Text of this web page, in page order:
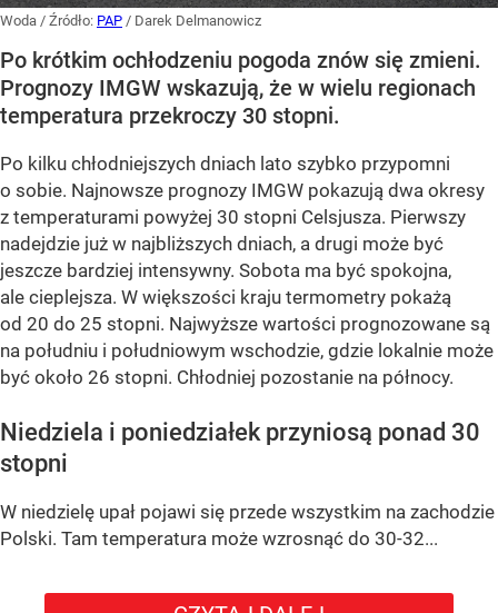
Woda / Źródło: PAP / Darek Delmanowicz
Po krótkim ochłodzeniu pogoda znów się zmieni.
Prognozy IMGW wskazują, że w wielu regionach
temperatura przekroczy 30 stopni.
Po kilku chłodniejszych dniach lato szybko przypomni
o sobie. Najnowsze prognozy IMGW pokazują dwa okresy
z temperaturami powyżej 30 stopni Celsjusza. Pierwszy
nadejdzie już w najbliższych dniach, a drugi może być
jeszcze bardziej intensywny. Sobota ma być spokojna,
ale cieplejsza. W większości kraju termometry pokażą
od 20 do 25 stopni. Najwyższe wartości prognozowane są
na południu i południowym wschodzie, gdzie lokalnie może
być około 26 stopni. Chłodniej pozostanie na północy.
Niedziela i poniedziałek przyniosą ponad 30
stopni
W niedzielę upał pojawi się przede wszystkim na zachodzie
Polski. Tam temperatura może wzrosnąć do 30-32...